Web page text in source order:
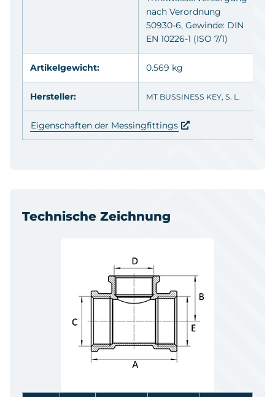
nach Verordnung
50930-6, Gewinde: DIN
EN 10226-1 (ISO 7/1)
Artikelgewicht: 0.569 kg
Hersteller: MT BUSSINESS KEY, S. L.
Eigenschaften der Messingfittings
Technische Zeichnung